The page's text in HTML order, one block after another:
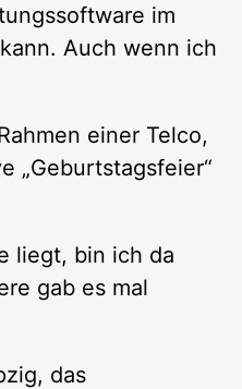
im
Auch wenn ich
einer Telco,
„Geburtstagsfeier“
liegt, bin ich da
gab es mal
das